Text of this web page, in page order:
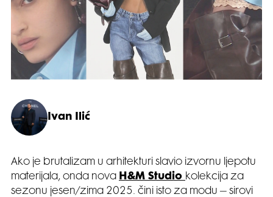
Ivan Ilić
Ako je brutalizam u arhitekturi slavio izvornu ljepotu
materijala, onda nova H&M Studio kolekcija za
sezonu jesen/zima 2025. čini isto za modu – sirovi